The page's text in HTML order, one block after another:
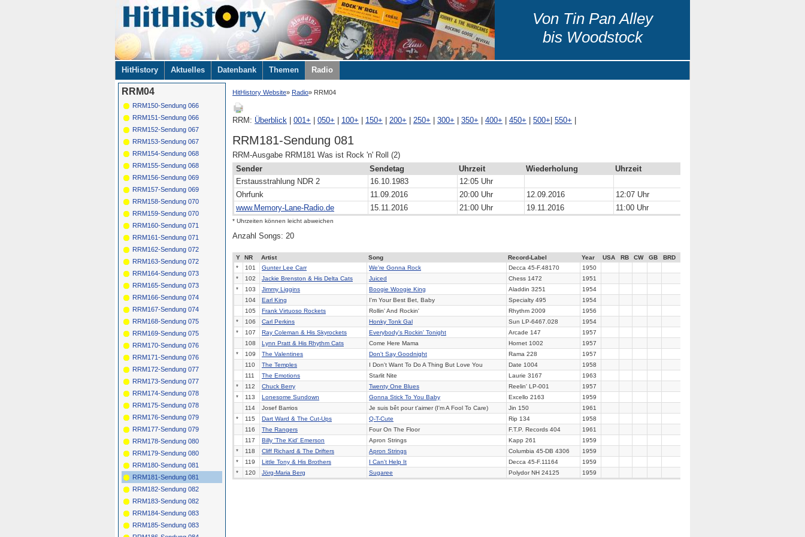
Von Tin Pan Alley
bis Woodstock
Navigation
überspringen
HitHistory Aktuelles Datenbank Themen Radio
HitHistory Website Radio RRM04
RRM: Überblick 001+ 050+ 100+ 150+ 200+ 250+ 300+ 350+ 400+ 450+ 500+ 550+
RRM181-Sendung 081
RRM-Ausgabe RRM181 Was ist Rock 'n' Roll (2)
Sender
Sendetag Uhrzeit Wiederholung
Uhrzeit
Erstausstrahlung NDR 2
16.10.1983
12:05 Uhr
Ohrfunk
11.09.2016 20:00 Uhr 12.09.2016
12:07 Uhr
www.Memory-Lane-Radio.de
15.11.2016 21:00 Uhr 19.11.2016 11:00 Uhr
* Uhrzeiten können leicht abweichen
Anzahl Songs: 20
Y NR Artist Song Record-Label Year USA RB CW GB
BRD
*
101 Gunter Lee Carr We're Gonna Rock Decca 45-F.48170
1950
*
102 Jackie Brenston & His Delta Cats Juiced Chess 1472
1951
*
103 Jimmy Liggins Boogie Woogie King Aladdin 3251
1954
104
Earl King I'm Your Best Bet, Baby Specialty 495
1954
105
Frank Virtuoso Rockets Rollin' And Rockin' Rhythm 2009
1956
*
106 Carl Perkins Honky Tonk Gal Sun LP-6467.028
1954
*
107 Ray Coleman & His Skyrockets Everybody's Rockin' Tonight Arcade 147
1957
108
Lynn Pratt & His Rhythm Cats Come Here Mama Hornet 1002
1957
*
109 The Valentines Don't Say Goodnight Rama 228
1957
110
The Temples I Don't Want To Do A Thing But Love You Date 1004
1958
111
The Emotions Starlit Nite Laurie 3167
1963
*
112 Chuck Berry Twenty One Blues Reelin' LP-001
1957
*
113 Lonesome Sundown Gonna Stick To You Baby Excello 2163
1959
114
Josef Barrios Je suis bêt pour t'aimer (I'm A Fool To Care) Jin 150
1961
*
115 Dart Ward & The Cut-Ups Q-T-Cute Rip 134
1958
116
The Rangers Four On The Floor F.T.P. Records 404
1961
117
Billy 'The Kid' Emerson Apron Strings Kapp 261
1959
*
118 Cliff Richard & The Drifters Apron Strings Columbia 45-DB 4306
1959
*
119 Little Tony & His Brothers I Can't Help It Decca 45-F.11164
1959
*
120 Jörg-Maria Berg Sugaree PolydorNH 24125 1959
RRM04
RRM150-Sendung 066
RRM151-Sendung 066
RRM152-Sendung 067
RRM153-Sendung 067
RRM154-Sendung 068
RRM155-Sendung 068
RRM156-Sendung 069
RRM157-Sendung 069
RRM158-Sendung 070
RRM159-Sendung 070
RRM160-Sendung 071
RRM161-Sendung 071
RRM162-Sendung 072
RRM163-Sendung 072
RRM164-Sendung 073
RRM165-Sendung 073
RRM166-Sendung 074
RRM167-Sendung 074
RRM168-Sendung 075
RRM169-Sendung 075
RRM170-Sendung 076
RRM171-Sendung 076
RRM172-Sendung 077
RRM173-Sendung 077
RRM174-Sendung 078
RRM175-Sendung 078
RRM176-Sendung 079
RRM177-Sendung 079
RRM178-Sendung 080
RRM179-Sendung 080
RRM180-Sendung 081
RRM181-Sendung 081
RRM182-Sendung 082
RRM183-Sendung 082
RRM184-Sendung 083
RRM185-Sendung 083